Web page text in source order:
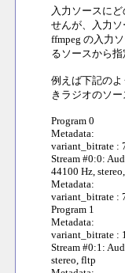
入力ソースに
せんが、入力ソ
ffmpeg の入力
るソースから
例えば下記の
きラジオのソ
Program 0
Metadata:
variant_bitrate :
Stream #0:0:
44100 Hz,
Metadata:
variant_bitrate :
Program 1
Metadata:
variant_bitrate :
Stream #0:1:
stereo, fltp